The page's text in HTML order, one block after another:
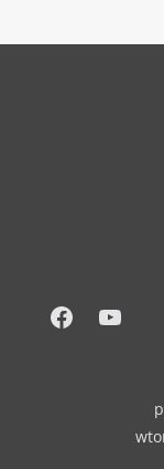
Facebook